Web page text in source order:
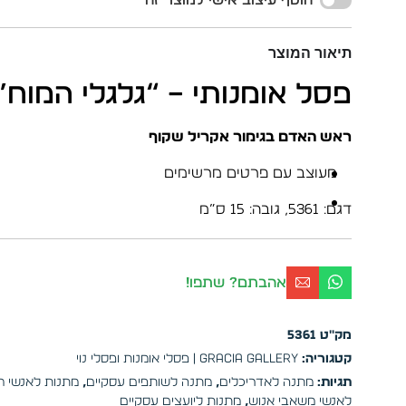
תיאור המוצר
פסל אומנותי – “גלגלי
ראש האדם בגימור אקריל שקוף
מעוצב עם פרטים מרשימים
דגם: 5361, גובה: 15 ס”מ
אהבתם? שתפו!
מק"ט 5361
קטגוריה:GRACIA GALLERY | פסלי אומנות ופסלי נוי
תגיות: מתנה לאדריכלים,מתנה לשותפים עסקיים,מתנות לאנשי
לאנשי משאבי אנוש,מתנות ליועצים עסקיים